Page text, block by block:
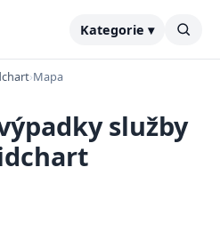
Kategorie ▾
›Mapa
služby